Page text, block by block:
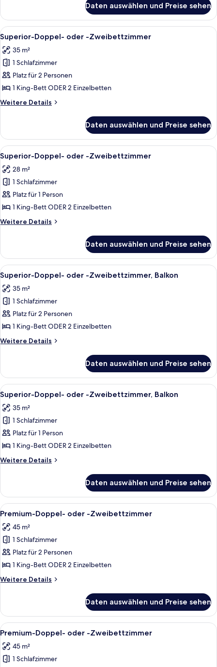
anzeigen
Doppel-
oder
-
Zweibettzimmer,
Balkon
Daten auswählen und Preise sehen
Alle
Fotos
für
Superior-
Doppel-
oder
-
Zweibettzimmer
Ein Hotelzimmer mit einem großen
7
Superior-Doppel- oder -Zweibettzimmer
35 m²
1 Schlafzimmer
Platz für 2 Personen
1 King-Bett ODER 2 Einzelbetten
Weitere Details
Weitere
Doppel-
oder
-
Zweibettzimmer
Daten auswählen und Preise sehen
Alle
Fotos
für
Superior-
Doppel-
oder
-
Zweibettzimmer
Ein Hotelzimmer mit einem großen
7
Superior-Doppel- oder -Zweibettzimmer
28 m²
1 Schlafzimmer
Platz für 1 Person
1 King-Bett ODER 2 Einzelbetten
Weitere Details
Weitere
Doppel-
oder
-
Zweibettzimmer
Daten auswählen und Preise sehen
Alle
Fotos
für
Superior-
Doppel-
oder
-
Zweibettzimmer,
anzeigen
Ein Hotelzimmer mit einem großen
7
Superior-Doppel- oder -Zweibettzimmer, Balkon
35 m²
1 Schlafzimmer
Platz für 2 Personen
1 King-Bett ODER 2 Einzelbetten
Weitere Details
Weitere
Doppel-
oder
-
Zweibettzimmer,
Balkon
Daten auswählen und Preise sehen
Alle
Fotos
für
Superior-
Doppel-
oder
-
Zweibettzimmer,
anzeigen
Ein Hotelzimmer mit einem großen
7
Superior-Doppel- oder -Zweibettzimmer, Balkon
35 m²
1 Schlafzimmer
Platz für 1 Person
1 King-Bett ODER 2 Einzelbetten
Weitere Details
Weitere
Doppel-
oder
-
Zweibettzimmer,
Balkon
Daten auswählen und Preise sehen
Alle
Fotos
für
Premium-
Doppel-
oder
-
Zweibettzimmer
Ein Hotelzimmer mit einem großen
10
Premium-Doppel- oder -Zweibettzimmer
45 m²
1 Schlafzimmer
Platz für 2 Personen
1 King-Bett ODER 2 Einzelbetten
Weitere Details
Weitere
Doppel-
oder
-
Zweibettzimmer
Daten auswählen und Preise sehen
Alle
Fotos
für
Premium-
Ein Hotelzimmer mit einem großen
10
Premium-Doppel- oder -Zweibettzimmer
45 m²
1 Schlafzimmer